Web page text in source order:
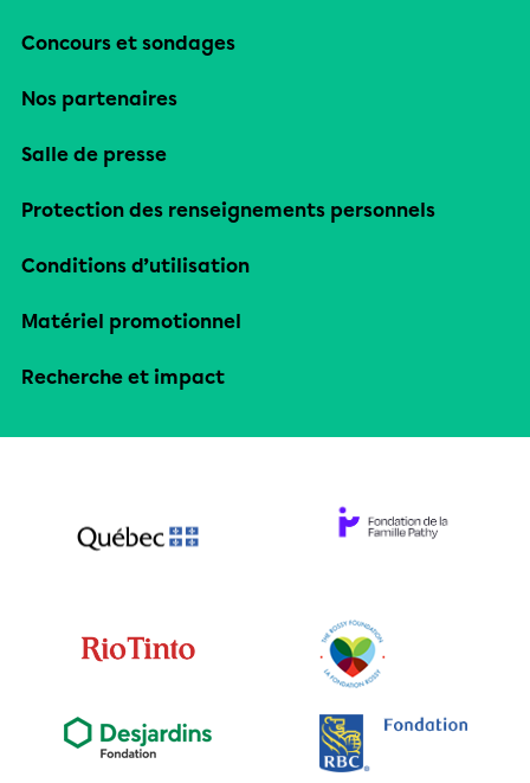
Concours et sondages
Nos partenaires
Salle de presse
Protection des renseignements personnels
Conditions d’utilisation
Matériel promotionnel
Recherche et impact